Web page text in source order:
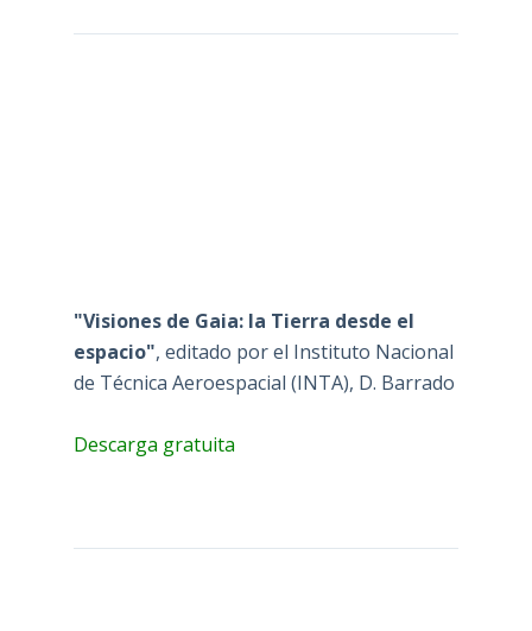
"Visiones de Gaia: la Tierra desde el
espacio", editado por el Instituto Nacional
de Técnica Aeroespacial (INTA), D. Barrado
Descarga gratuita